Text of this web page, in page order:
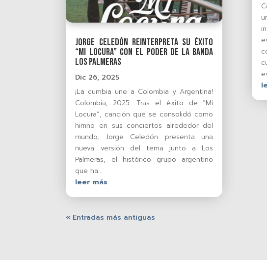
Jorge Celedón reinterpreta su éxito
“Mi Locura” con el poder de la banda
Los Palmeras
Dic 26, 2025
¡La cumbia une a Colombia y Argentina!
Colombia, 2025. Tras el éxito de “Mi
Locura”, canción que se consolidó como
himno en sus conciertos alrededor del
mundo, Jorge Celedón presenta una
nueva versión del tema junto a Los
Palmeras, el histórico grupo argentino
que ha...
leer más
« Entradas más antiguas